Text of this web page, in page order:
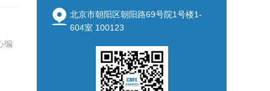
编
北京市朝阳区朝阳路69号院1号楼1-
604室 100123